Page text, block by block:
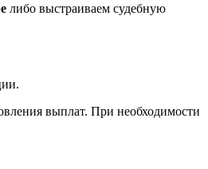
либо выстраиваем судебную
выплат. При необходимости